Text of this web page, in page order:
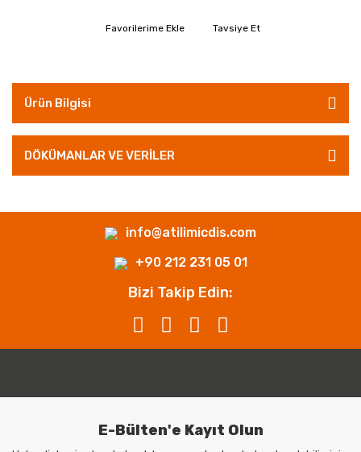
Tavsiye Et
Ürün Bilgisi
DÖKÜMANLAR VE VERİLER
info@atilimicdis.com
+90 212 231 05 01
Bizi Takip Edin:
E-Bülten'e Kayıt Olun